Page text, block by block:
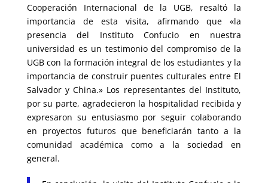
Cooperación Internacional de la UGB, resaltó la
importancia de esta visita, afirmando que «la
presencia del Instituto Confucio en nuestra
universidad es un testimonio del compromiso de la
UGB con la formación integral de los estudiantes y la
importancia de construir puentes culturales entre El
Salvador y China.» Los representantes del Instituto,
por su parte, agradecieron la hospitalidad recibida y
expresaron su entusiasmo por seguir colaborando
en proyectos futuros que beneficiarán tanto a la
comunidad académica como a la sociedad en
general.